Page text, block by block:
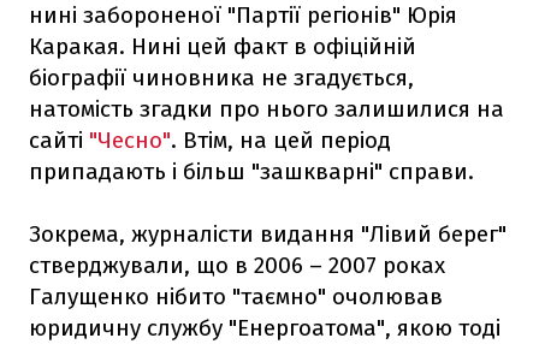
нині забороненої "Партії регіонів" Юрія
Каракая. Нині цей факт в офіційній
біографії чиновника не згадується,
натомість згадки про нього залишилися на
сайті "Чесно". Втім, на цей період
припадають і більш "зашкварні" справи.
Зокрема, журналісти видання "Лівий берег"
стверджували, що в 2006 – 2007 роках
Галущенко нібито "таємно" очолював
юридичну службу "Енергоатома", якою тоді